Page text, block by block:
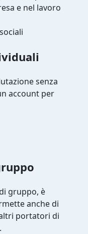
e nel lavoro
senza
account per
gruppo, è
anche di
portatori di